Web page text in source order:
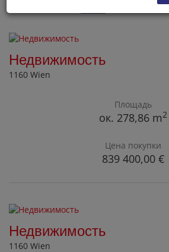
Недвижимость
1160 Wien
Площадь
ок. 278,86 m2
Цена покупки
839 400,00 €
Недвижимость
1160 Wien